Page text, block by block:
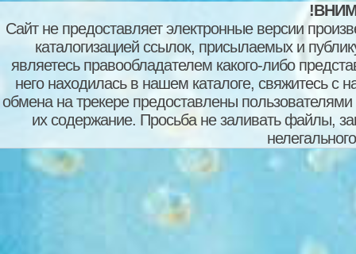
Сайт не предоставляет электронные версии
каталогизацией ссылок, присылаемых и
являетесь правообладателем какого-либо
него находилась в нашем каталоге, свяжитесь
обмена на трекере предоставлены пользователями
их содержание. Просьба не заливать файлы,